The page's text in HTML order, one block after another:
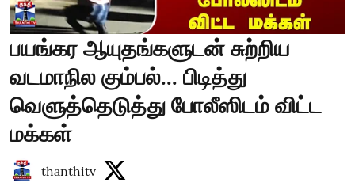
பயங்கர ஆயுதங்களுடன் சுற்றிய
வடமாநில கும்பல்... பிடித்து
வெளுத்தெடுத்து போலீஸிடம் விட்ட
மக்கள்
thanthitv